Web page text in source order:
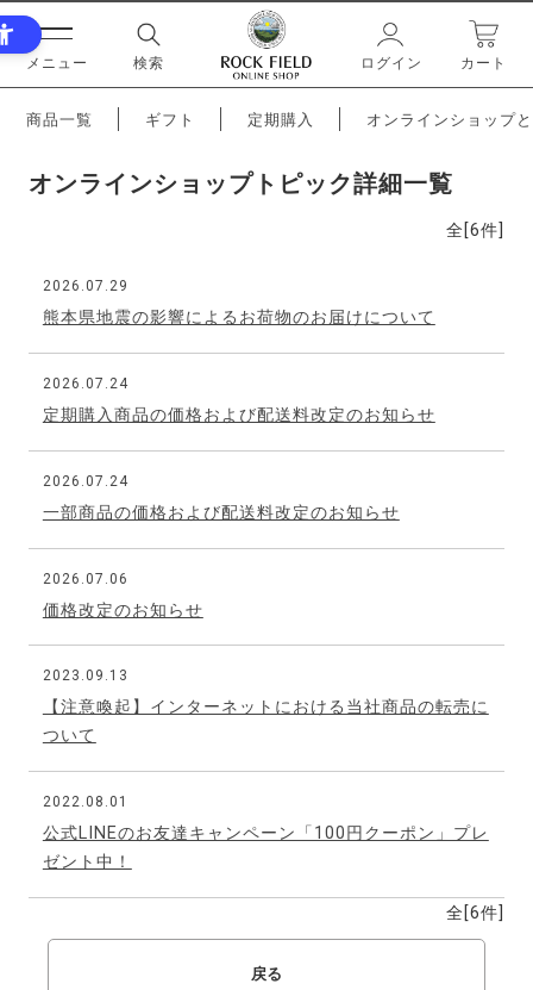
メニュー 検索 ログイン カート
商品一覧 ギフト 定期購入 オンラインショップ
オンラインショップトピック詳細一覧
全[6件]
2026.07.29
熊本県地震の影響によるお荷物のお届けについて
2026.07.24
定期購入商品の価格および配送料改定のお知らせ
2026.07.24
一部商品の価格および配送料改定のお知らせ
2026.07.06
価格改定のお知らせ
2023.09.13
【注意喚起】インターネットにおける当社商品の転売に
ついて
2022.08.01
公式LINEのお友達キャンペーン「100円クーポン」プレ
ゼント中！
全[6件]